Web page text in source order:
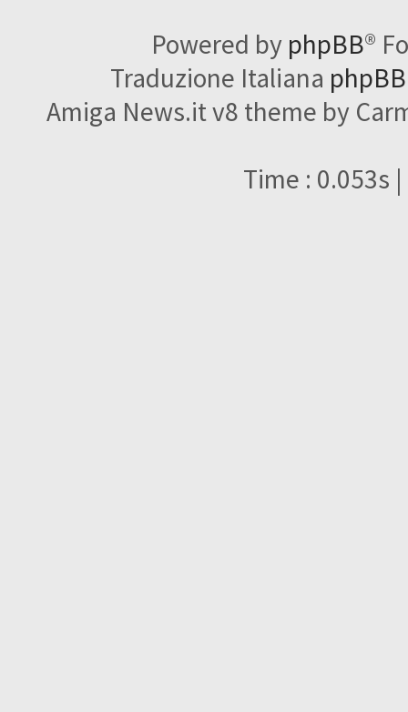
Powered by phpBB®
Traduzione Italiana
Amiga News.it v8 theme by
Time : 0.053s